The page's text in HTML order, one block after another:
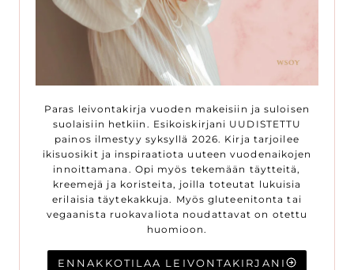
Paras leivontakirja vuoden makeisiin ja suloisen
suolaisiin hetkiin. Esikoiskirjani UUDISTETTU
painos ilmestyy syksyllä 2026. Kirja tarjoilee
ikisuosikit ja inspiraatiota uuteen vuodenaikojen
innoittamana. Opi myös tekemään täytteitä,
kreemejä ja koristeita, joilla toteutat lukuisia
erilaisia täytekakkuja. Myös gluteenitonta tai
vegaanista ruokavaliota noudattavat on otettu
huomioon.
ENNAKKOTILAA LEIVONTAKIRJANI